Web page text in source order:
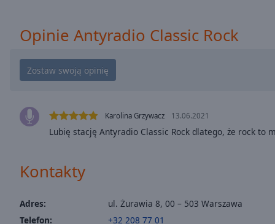
Color
Opacity
Background
Opacity
Opinie Antyradio Classic Rock
Karolina Grzywacz 13.06.2021
Lubię stację Antyradio Classic Rock dlatego, że rock to
Kontakty
Adres:
ul. Żurawia 8, 00 – 503 Warszawa
Telefon:
+32 208 77 01